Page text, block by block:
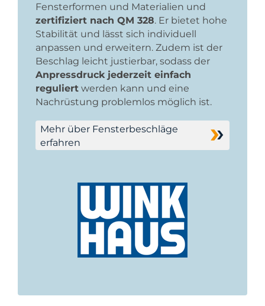
Fensterformen und Materialien und
zertifiziert nach QM 328. Er bietet hohe
Stabilität und lässt sich individuell
anpassen und erweitern. Zudem ist der
Beschlag leicht justierbar, sodass der
Anpressdruck jederzeit einfach
reguliert werden kann und eine
Nachrüstung problemlos möglich ist.
Mehr über Fensterbeschläge
erfahren